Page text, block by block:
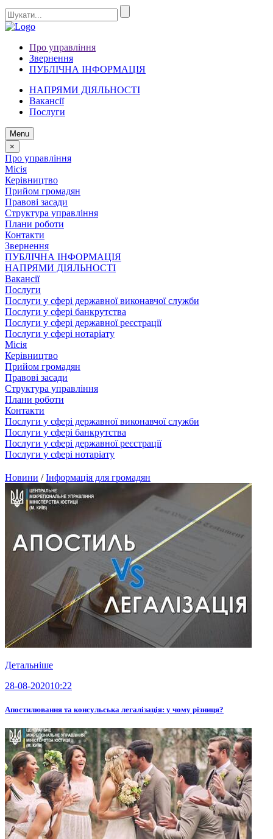
Про управління
Звернення
ПУБЛІЧНА ІНФОРМАЦІЯ
НАПРЯМИ ДІЯЛЬНОСТІ
Вакансії
Послуги
Menu
×
Про управління
Місія
Керівництво
Прийом громадян
Правові засади
Структура управління
Плани роботи
Контакти
Звернення
ПУБЛІЧНА ІНФОРМАЦІЯ
НАПРЯМИ ДІЯЛЬНОСТІ
Вакансії
Послуги
Послуги у сфері державної виконавчої служби
Послуги у сфері банкрутства
Послуги у сфері державної реєстрації
Послуги у сфері нотаріату
Місія
Керівництво
Прийом громадян
Правові засади
Структура управління
Плани роботи
Контакти
Послуги у сфері державної виконавчої служби
Послуги у сфері банкрутства
Послуги у сфері державної реєстрації
Послуги у сфері нотаріату
Новини /Інформація для громадян
Детальніше
28-08-202010:22
Апостилювання та консульська легалізація: у чому різниця?